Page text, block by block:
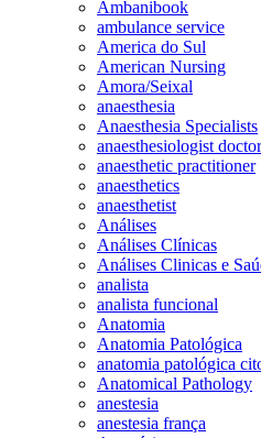
Ambanibook
ambulance service
America do Sul
American Nursing
Amora/Seixal
anaesthesia
Anaesthesia Specialists
anaesthesiologist doctor
anaesthetic practitioner
anaesthetics
anaesthetist
Análises
Análises Clínicas
Análises Clinicas e
analista
analista funcional
Anatomia
Anatomia Patológica
anatomia patológica
Anatomical Pathology
anestesia
anestesia frança